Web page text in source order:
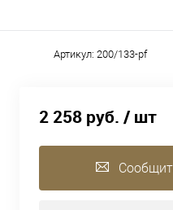
Артикул: 200/133-pf
2 258 руб. / шт